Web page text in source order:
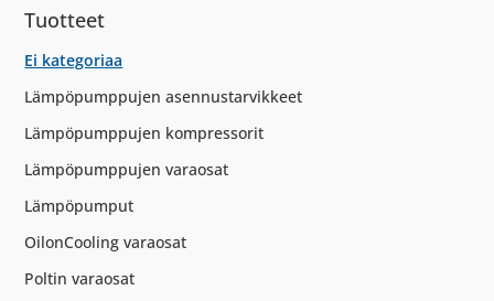
Tuotteet
Ei kategoriaa
Lämpöpumppujen asennustarvikkeet
Lämpöpumppujen kompressorit
Lämpöpumppujen varaosat
Lämpöpumput
OilonCooling varaosat
Poltin varaosat